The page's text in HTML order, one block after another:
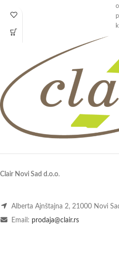
Clair Novi Sad d.o.o.
Alberta Ajnštajna 2, 21000 Novi
Email: prodaja@clair.rs